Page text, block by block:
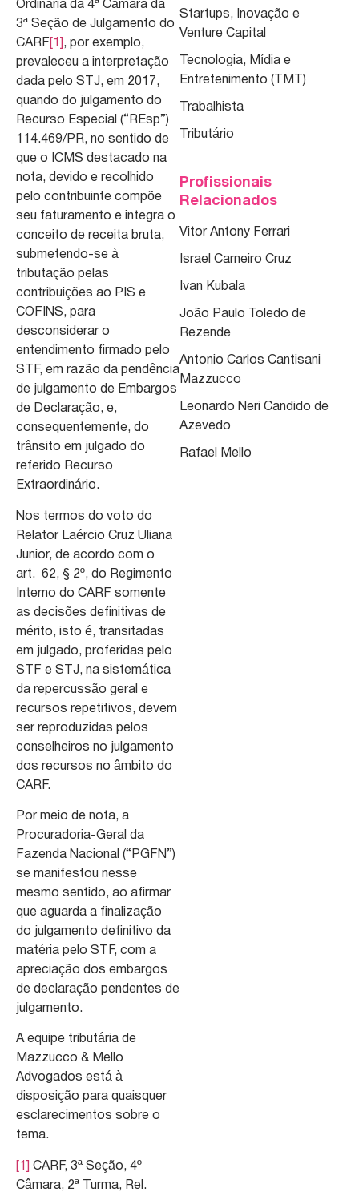
Ordinária da 4ª Câmara da
3ª Seção de Julgamento do
CARF [1] , por exemplo,
prevaleceu a interpretação
dada pelo STJ, em 2017,
quando do julgamento do
Recurso Especial (“REsp”)
114.469/PR, no sentido de
que o ICMS destacado na
nota, devido e recolhido
pelo contribuinte compõe
seu faturamento e integra o
conceito de receita bruta,
submetendo-se à
tributação pelas
contribuições ao PIS e
COFINS, para
desconsiderar o
entendimento firmado pelo
STF, em razão da pendência
de julgamento de Embargos
de Declaração, e,
consequentemente, do
trânsito em julgado do
referido Recurso
Extraordinário.
Nos termos do voto do
Relator Laércio Cruz Uliana
Junior, de acordo com o
art. 62, § 2º, do Regimento
Interno do CARF somente
as decisões definitivas de
mérito, isto é, transitadas
em julgado, proferidas pelo
STF e STJ, na sistemática
da repercussão geral e
recursos repetitivos, devem
ser reproduzidas pelos
conselheiros no julgamento
dos recursos no âmbito do
CARF.
Por meio de nota, a
Procuradoria-Geral da
Fazenda Nacional (“PGFN”)
se manifestou nesse
mesmo sentido, ao afirmar
que aguarda a finalização
do julgamento definitivo da
matéria pelo STF, com a
apreciação dos embargos
de declaração pendentes de
julgamento.
A equipe tributária de
Mazzucco & Mello
Advogados está à
disposição para quaisquer
esclarecimentos sobre o
tema.
[1]
CARF, 3ª Seção, 4º
Câmara, 2ª Turma, Rel.
Startups, Inovação e
Venture Capital
Tecnologia, Mídia e
Entretenimento (TMT)
Trabalhista
Tributário
Profissionais
Relacionados
Vitor Antony Ferrari
Israel Carneiro Cruz
Ivan Kubala
João Paulo Toledo de
Rezende
Antonio Carlos Cantisani
Mazzucco
Leonardo Neri Candido de
Azevedo
Rafael Mello